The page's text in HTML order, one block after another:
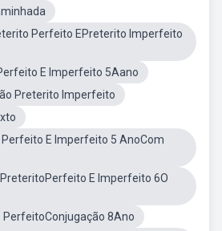
Perfeito EPreterito Imperfeito
E Imperfeito 5Aano
Preterito Imperfeito
E Imperfeito 5 AnoCom
PreteritoPerfeito E Imperfeito 6O
8Ano